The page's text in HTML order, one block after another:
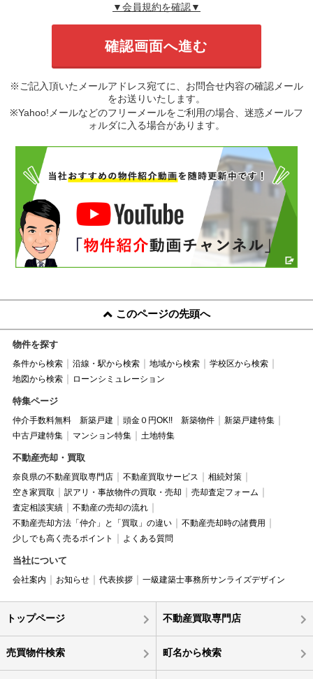
▼会員規約を確認▼
※ご記入頂いたメールアドレス宛てに、お問合せ内容の確認メール
をお送りいたします。
※Yahoo!メールなどのフリーメールをご利用の場合、迷惑メールフ
ォルダに入る場合があります。
このページの先頭へ
物件を探す
条件から検索 沿線・駅から検索 地域から検索
学校区から検索
地図から検索
ローンシミュレーション
特集ページ
仲介手数料無料 新築戸建 頭金０円OK!! 新築物件
新築戸建特集
中古戸建特集
マンション特集 土地特集
不動産売却・買取
奈良県の不動産買取専門店 不動産買取サービス
相続対策
空き家買取
訳アリ・事故物件の買取・売却
売却査定フォーム
査定相談実績
不動産の売却の流れ
不動産売却方法「仲介」と「買取」の違い
不動産売却時の諸費用
少しでも高く売るポイント
よくある質問
当社について
会社案内 お知らせ 代表挨拶 一級建築士事務所サンライズデザイン
トップページ 不動産買取専門店
売買物件検索 町名から検索